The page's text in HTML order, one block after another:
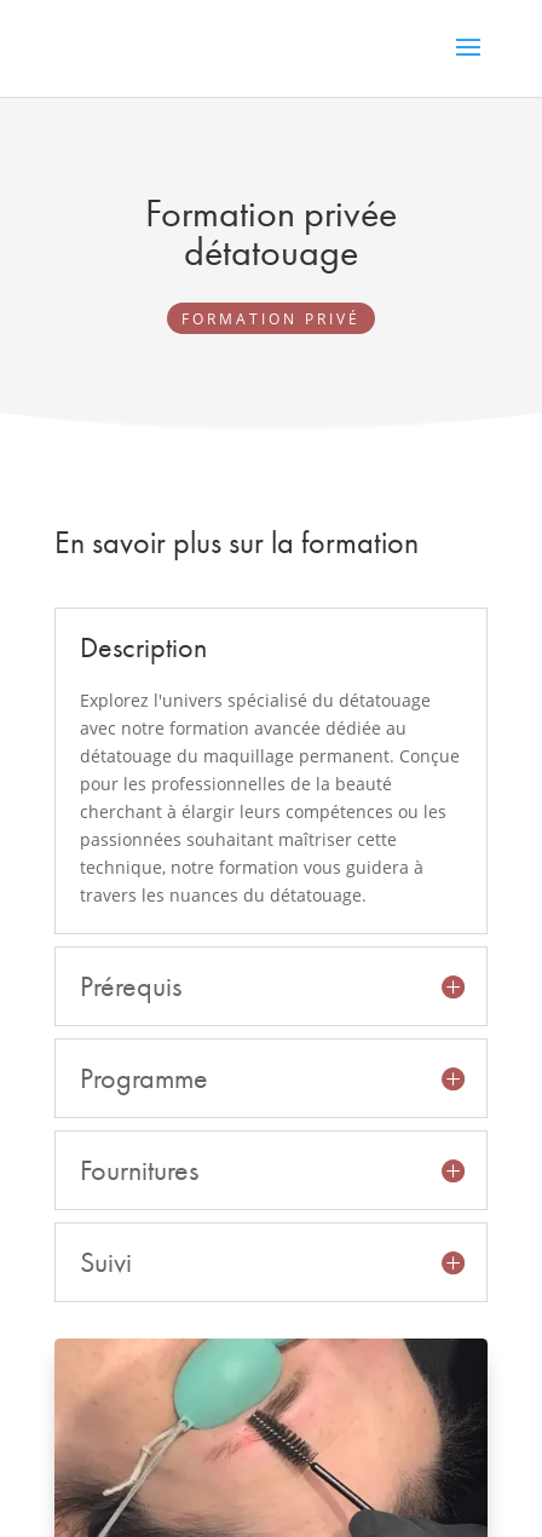
Formation privée
détatouage
FORMATION PRIVÉ
En savoir plus sur la formation
Description
Explorez l'univers spécialisé du détatouage
avec notre formation avancée dédiée au
détatouage du maquillage permanent. Conçue
pour les professionnelles de la beauté
cherchant à élargir leurs compétences ou les
passionnées souhaitant maîtriser cette
technique, notre formation vous guidera à
travers les nuances du détatouage.
Prérequis
Programme
Fournitures
Suivi